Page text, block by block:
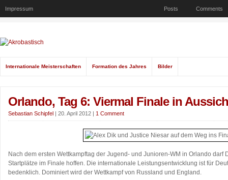
Impressum Comments
Posts
Internationale Meisterschaften Formation des Jahres Bilder
Orlando, Tag 6: Viermal Finale in
Sebastian Schipfel | 20. April 2012 | 1 Comment
Nach dem ersten Wettkampftag der Jugend- und Junioren-WM in Orlando darf
Startplätze im Finale hoffen. Die internationale Leistungsentwicklung ist für
bedenklich. Dominiert wird der Wettkampf von Russland und England.